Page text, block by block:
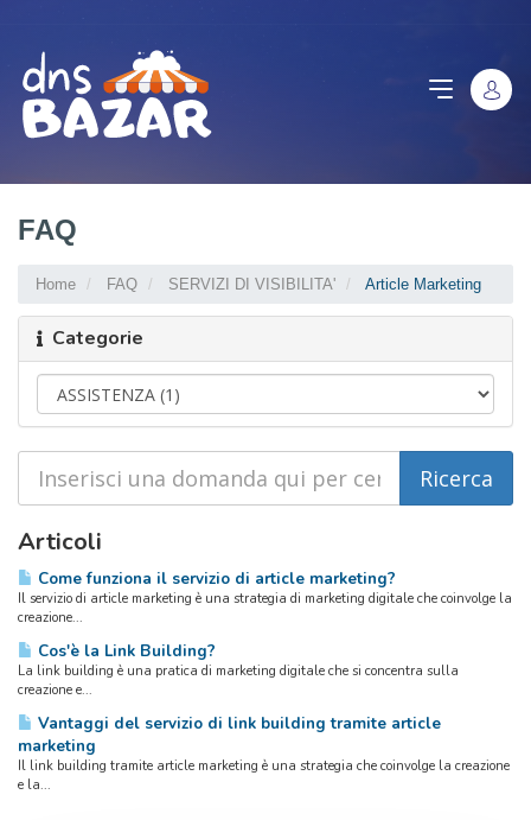
FAQ
Home FAQ SERVIZI DI VISIBILITA' Article Marketing
Categorie
Articoli
Come funziona il servizio di article marketing?
Il servizio di article marketing è una strategia di marketing digitale che coinvolge la
creazione...
Cos'è la Link Building?
La link building è una pratica di marketing digitale che si concentra sulla
creazione e...
Vantaggi del servizio di link building tramite article
marketing
Il link building tramite article marketing è una strategia che coinvolge la creazione
e la...